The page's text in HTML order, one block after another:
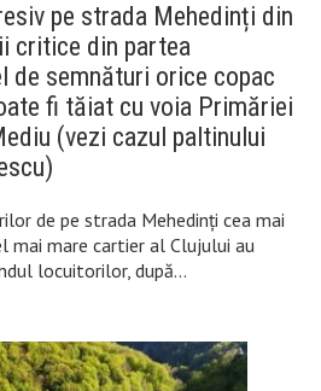
pe strada Mehedinți din
critice din partea
de semnături orice copac
fi tăiat cu voia Primăriei
(vezi cazul paltinului
de pe strada Mehedinți cea mai
mai mare cartier al Clujului au
locuitorilor, după…